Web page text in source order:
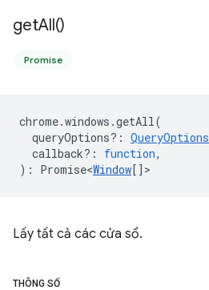
getAll()
Promise
chrome.windows .getAll(
queryOptions? : QueryOptions
callback? : function,
) : Promise<Window[] >
Lấy tất cả các cửa sổ.
THÔNG SỐ